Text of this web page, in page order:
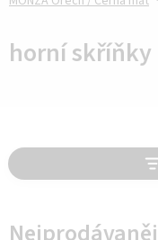
horní skříňky
V
ý
i